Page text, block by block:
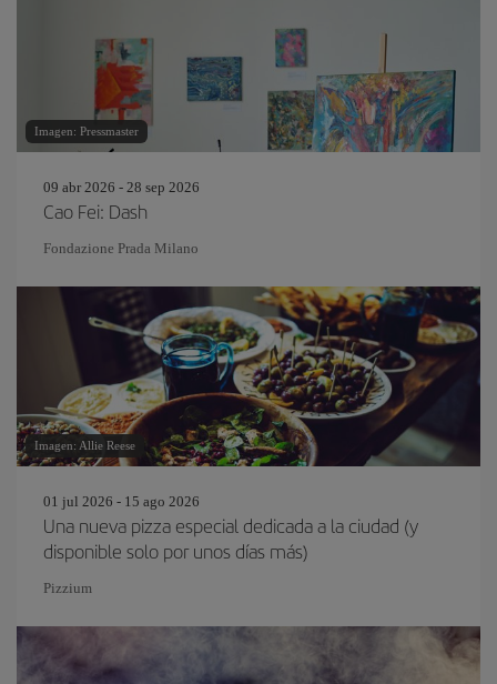
Imagen: Pressmaster
09 abr 2026 - 28 sep 2026
Cao Fei: Dash
Fondazione Prada Milano
Imagen: Allie Reese
01 jul 2026 - 15 ago 2026
Una nueva pizza especial dedicada a la ciudad (y
disponible solo por unos días más)
Pizzium